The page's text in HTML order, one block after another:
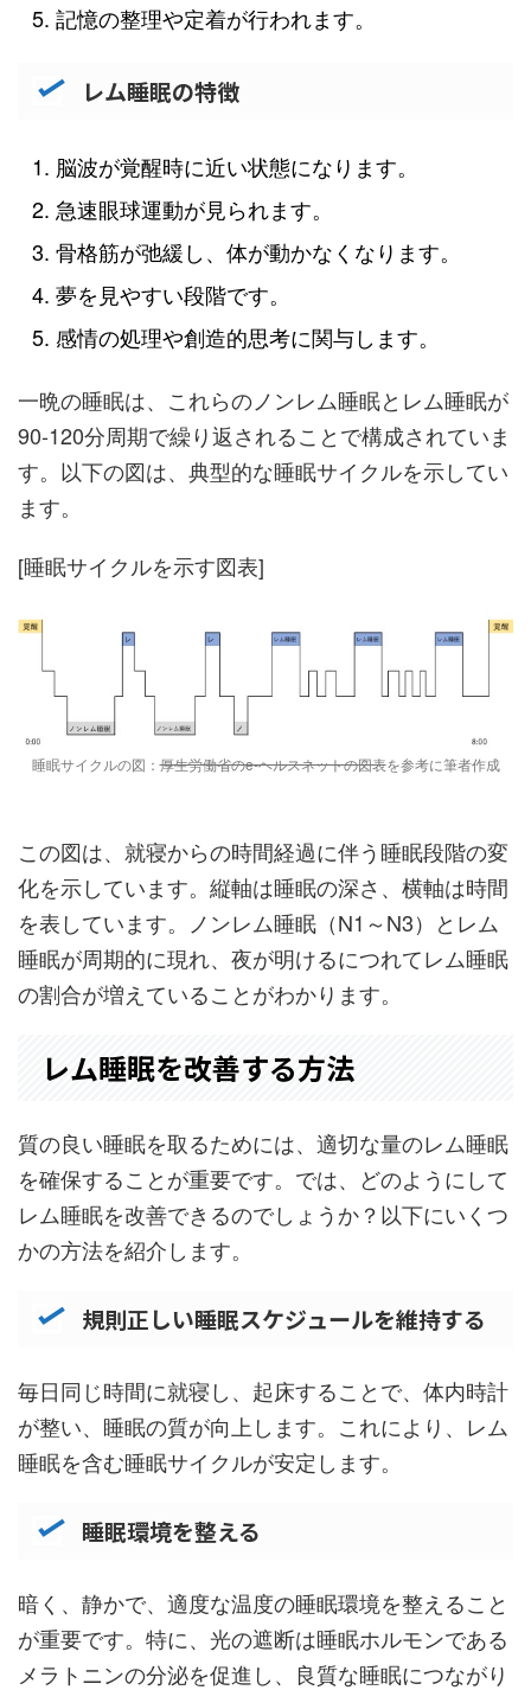
記憶の整理や定着が行われます。
レム睡眠の特徴
脳波が覚醒時に近い状態になります。
急速眼球運動が見られます。
骨格筋が弛緩し、体が動かなくなります。
夢を見やすい段階です。
感情の処理や創造的思考に関与します。
一晩の睡眠は、これらのノンレム睡眠とレム睡眠が
90-120分周期で繰り返されることで構成されていま
す。以下の図は、典型的な睡眠サイクルを示してい
ます。
[睡眠サイクルを示す図表]
睡眠サイクルの図：厚生労働省のe-ヘルスネットの図表を参考に筆者作成
この図は、就寝からの時間経過に伴う睡眠段階の変
化を示しています。縦軸は睡眠の深さ、横軸は時間
を表しています。ノンレム睡眠（N1～N3）とレム
睡眠が周期的に現れ、夜が明けるにつれてレム睡眠
の割合が増えていることがわかります。
レム睡眠を改善する方法
質の良い睡眠を取るためには、適切な量のレム睡眠
を確保することが重要です。では、どのようにして
レム睡眠を改善できるのでしょうか？以下にいくつ
かの方法を紹介します。
規則正しい睡眠スケジュールを維持する
毎日同じ時間に就寝し、起床することで、体内時計
が整い、睡眠の質が向上します。これにより、レム
睡眠を含む睡眠サイクルが安定します。
睡眠環境を整える
暗く、静かで、適度な温度の睡眠環境を整えること
が重要です。特に、光の遮断は睡眠ホルモンである
メラトニンの分泌を促進し、良質な睡眠につながり